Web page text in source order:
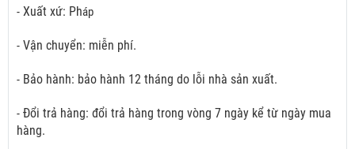
- Xuất xứ: Pháp
- Vận chuyển: miễn phí.
- Bảo hành: bảo hành 12 tháng do lỗi nhà sản xuất.
- Đổi trả hàng: đổi trả hàng trong vòng 7 ngày kể từ ngày mua
hàng.